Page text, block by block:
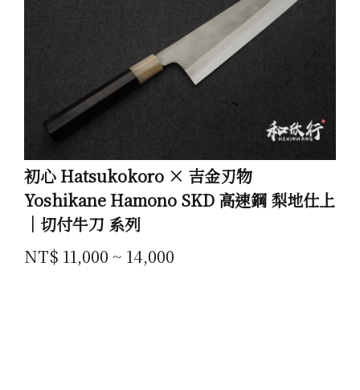
初心 Hatsukokoro × 吉金刃物
Yoshikane Hamono SKD 高速鋼 梨地仕上
｜切付牛刀 系列
NT$ 11,000 ~ 14,000